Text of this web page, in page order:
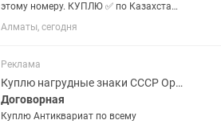
этому номеру. КУПЛЮ ✅ по Казахстану
🇰🇿 - Статуэтки и Бюсты СССР и ранее
( фарфор, чугун, силумин, алюминий,
золотые и...
Алматы, сегодня
Реклама
Куплю нагрудные знаки СССР Ордена и Медали Значки
Договорная
Куплю Антиквариат по всему